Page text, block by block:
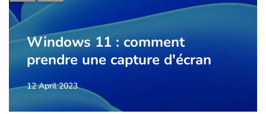
Windows 11 : comment
prendre une capture d'écran
12 April 2023